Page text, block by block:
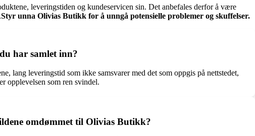
leveringstiden og kundeservicen sin. Det anbefales derfor å være
Styr unna Olivias Butikk for å unngå potensielle problemer og skuffelser.
har samlet inn?
lang leveringstid som ikke samsvarer med det som oppgis på nettstedet,
opplevelsen som ren svindel.
omdømmet til Olivias Butikk?